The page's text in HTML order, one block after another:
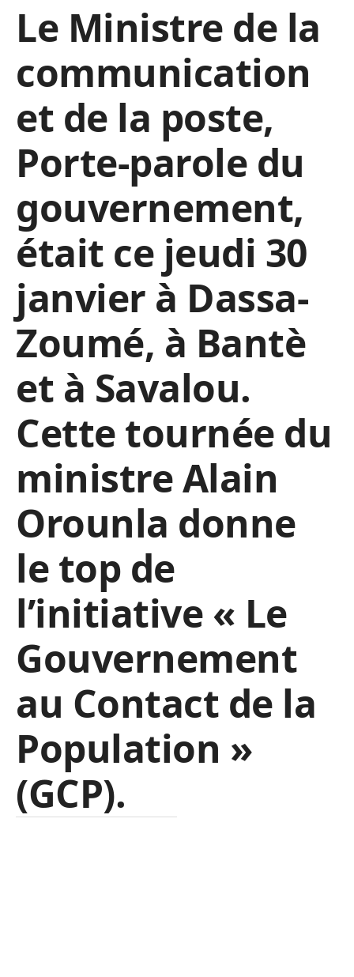
Le Ministre de la
communication
et de la poste,
Porte-parole du
gouvernement,
était ce jeudi 30
janvier à Dassa-
Zoumé, à Bantè
et à Savalou.
Cette tournée du
ministre Alain
Orounla donne
le top de
l’initiative « Le
Gouvernement
au Contact de la
Population »
(GCP).